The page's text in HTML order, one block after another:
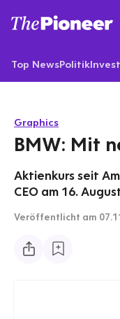
Top NewsPolitik
Graphics
BMW: Mit
Aktienkurs seit
CEO am 16.
Veröffentlicht am